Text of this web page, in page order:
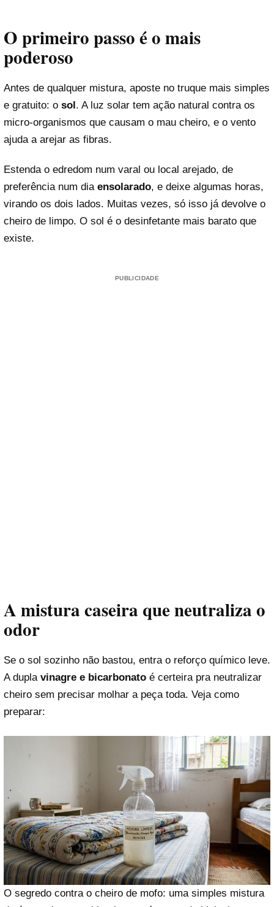
O primeiro passo é o mais
poderoso
Antes de qualquer mistura, aposte no truque mais simples
e gratuito: o sol. A luz solar tem ação natural contra os
micro-organismos que causam o mau cheiro, e o vento
ajuda a arejar as fibras.
Estenda o edredom num varal ou local arejado, de
preferência num dia ensolarado, e deixe algumas horas,
virando os dois lados. Muitas vezes, só isso já devolve o
cheiro de limpo. O sol é o desinfetante mais barato que
existe.
PUBLICIDADE
A mistura caseira que neutraliza o
odor
Se o sol sozinho não bastou, entra o reforço químico leve.
A dupla vinagre e bicarbonato é certeira pra neutralizar
cheiro sem precisar molhar a peça toda. Veja como
preparar:
O segredo contra o cheiro de mofo: uma simples mistura